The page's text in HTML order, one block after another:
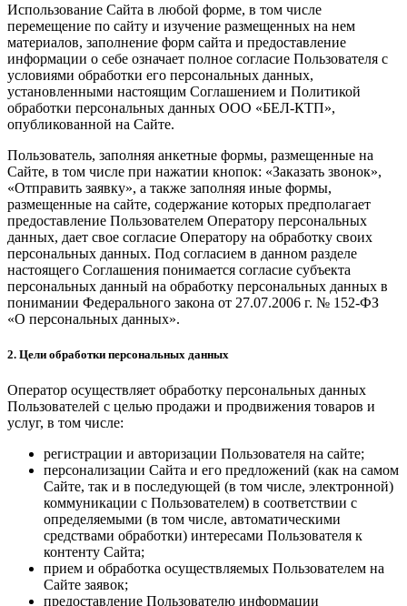
Использование Сайта в любой форме, в том числе
перемещение по сайту и изучение размещенных на нем
материалов, заполнение форм сайта и предоставление
информации о себе означает полное согласие Пользователя с
условиями обработки его персональных данных,
установленными настоящим Соглашением и Политикой
обработки персональных данных ООО «БЕЛ-КТП»,
опубликованной на Сайте.
Пользователь, заполняя анкетные формы, размещенные на
Сайте, в том числе при нажатии кнопок: «Заказать звонок»,
«Отправить заявку», а также заполняя иные формы,
размещенные на сайте, содержание которых предполагает
предоставление Пользователем Оператору персональных
данных, дает свое согласие Оператору на обработку своих
персональных данных. Под согласием в данном разделе
настоящего Соглашения понимается согласие субъекта
персональных данный на обработку персональных данных в
понимании Федерального закона от 27.07.2006 г. № 152-ФЗ
«О персональных данных».
2. Цели обработки персональных данных
Оператор осуществляет обработку персональных данных
Пользователей с целью продажи и продвижения товаров и
услуг, в том числе:
регистрации и авторизации Пользователя на сайте;
персонализации Сайта и его предложений (как на самом
Сайте, так и в последующей (в том числе, электронной)
коммуникации с Пользователем) в соответствии с
определяемыми (в том числе, автоматическими
средствами обработки) интересами Пользователя к
контенту Сайта;
прием и обработка осуществляемых Пользователем на
Сайте заявок;
предоставление Пользователю информации